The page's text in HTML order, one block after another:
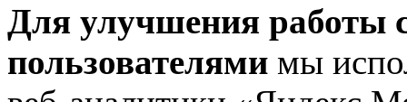
Для улучшения работы
пользователями мы